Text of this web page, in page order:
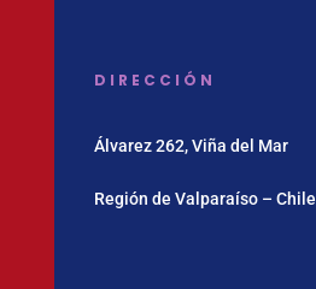
DIRECCIÓN
Álvarez 262, Viña del Mar
Región de Valparaíso – Chile